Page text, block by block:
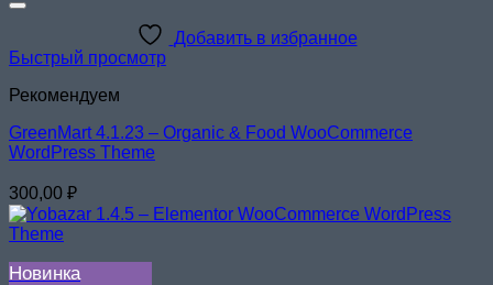
Добавить в избранное
Быстрый просмотр
Рекомендуем
GreenMart 4.1.23 – Organic & Food WooCommerce
WordPress Theme
300,00 ₽
Новинка